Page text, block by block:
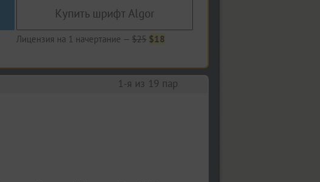
Купить шрифт Algor
Лицензия на 1 начертание — $25 $18
1-я из 19 пар